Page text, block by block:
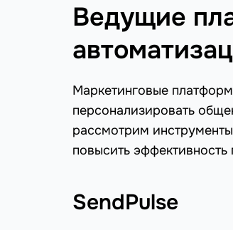
Ведущие
Маркетинговые
персонализировать
рассмотрим
повысить
SendPulse